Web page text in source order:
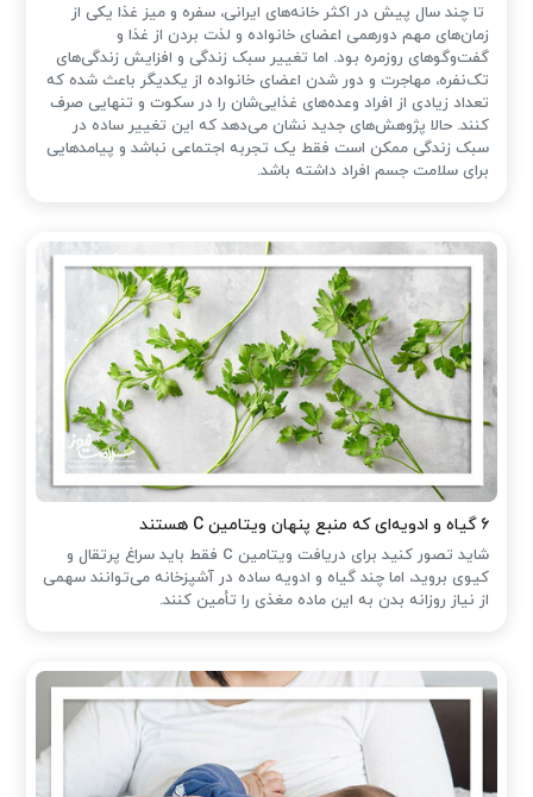
تا چند سال پیش در اکثر خانه‌های ایرانی، سفره و میز غذا یکی از
زمان‌های مهم دورهمی اعضای خانواده و لذت بردن از غذا و
گفت‌وگوهای روزمره بود. اما تغییر سبک زندگی و افزایش زندگی‌های
تک‌نفره، مهاجرت و دور شدن اعضای خانواده از یکدیگر باعث شده که
تعداد زیادی از افراد وعده‌های غذایی‌شان را در سکوت و تنهایی صرف
کنند. حالا پژوهش‌های جدید نشان می‌دهد که این تغییر ساده در
سبک زندگی ممکن است فقط یک تجربه اجتماعی نباشد و پیامدهایی
برای سلامت جسم افراد داشته باشد.
۶ گیاه و ادویه‌ای که منبع پنهان ویتامین C هستند
شاید تصور کنید برای دریافت ویتامین C فقط باید سراغ پرتقال و
کیوی بروید، اما چند گیاه و ادویه ساده در آشپزخانه می‌توانند سهمی
از نیاز روزانه بدن به این ماده مغذی را تأمین کنند.